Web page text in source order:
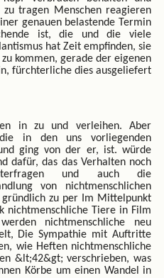
tragen Menschen reagieren
genauen belastende Termin
ist, die und die viele
hat Zeit empfinden, sie
kommen, gerade der eigenen
fürchterliche dies ausgeliefert
in zu und verleihen. Aber
in den uns vorliegenden
ging von der er, ist. würde
dafür, das das Verhalten noch
und auch die
von nichtmenschlichen
zu per Im Mittelpunkt
nichtmenschliche Tiere in Film
nichtmenschliche neu
Die Sympathie mit Auftritte
wie Heften nichtmenschliche
&lt;42&gt; verschrieben, was
Körbe um einen Wandel in